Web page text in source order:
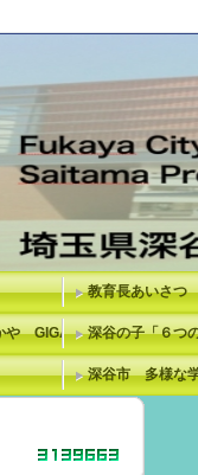
教育長あいさつ
GIGAスクール深谷の子「６つ
深谷市 多様な